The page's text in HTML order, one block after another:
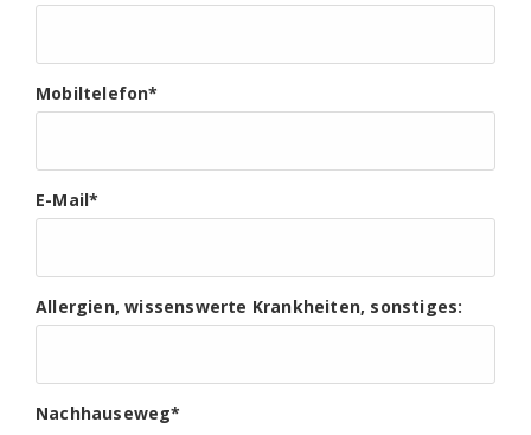
Mobiltelefon*
E-Mail*
Allergien, wissenswerte Krankheiten, sonstiges:
Nachhauseweg*